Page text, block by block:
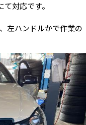
対応です。
左ハンドルかで作業の